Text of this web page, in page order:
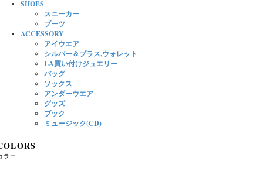
SHOES
スニーカー
ブーツ
ACCESSORY
アイウエア
シルバー＆ブラス,ウォレット
LA買い付けジュエリー
バッグ
ソックス
アンダーウエア
グッズ
ブック
ミュージック(CD)
ラー